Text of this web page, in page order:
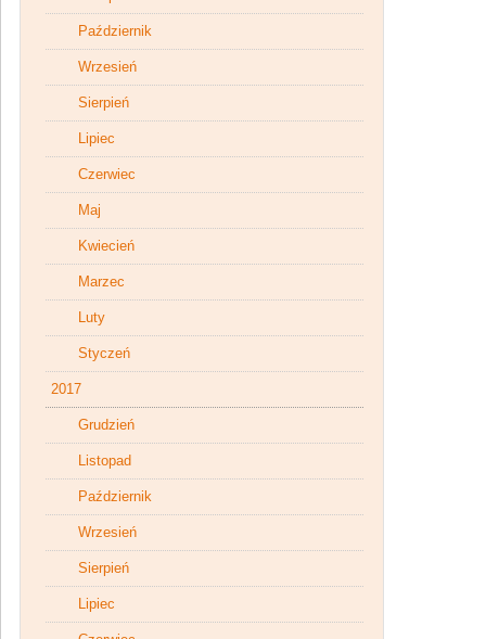
Październik
Wrzesień
Sierpień
Lipiec
Czerwiec
Maj
Kwiecień
Marzec
Luty
Styczeń
2017
Grudzień
Listopad
Październik
Wrzesień
Sierpień
Lipiec